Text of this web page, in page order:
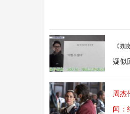
《
疑似
周杰
闻：